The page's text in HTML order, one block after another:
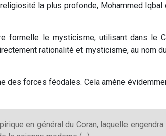
la plus profonde, Mohammed
formelle le mysticisme, utilisant dans le
rationalité et mysticisme, au nom
des forces féodales. Cela amène
en général du Coran, laquelle